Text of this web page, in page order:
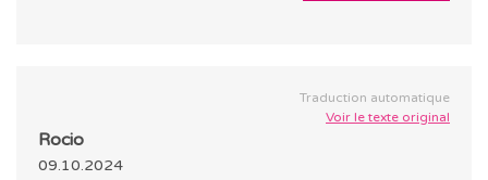
Traduction automatique
Voir le texte original
Rocio
09.10.2024